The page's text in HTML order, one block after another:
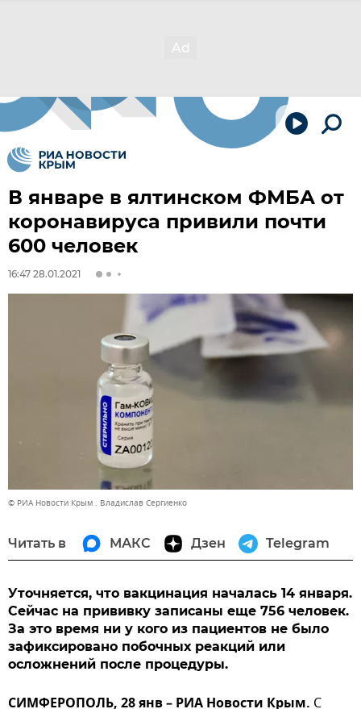
В январе в ялтинском ФМБА от
коронавируса привили почти
600 человек
16:47 28.01.2021
© РИА Новости Крым . Владислав Сергиенко
Читать в МАКС Дзен Telegram
Уточняется, что вакцинация началась 14 января.
Сейчас на прививку записаны еще 756 человек.
За это время ни у кого из пациентов не было
зафиксировано побочных реакций или
осложнений после процедуры.
СИМФЕРОПОЛЬ, 28 янв – РИА Новости Крым. С